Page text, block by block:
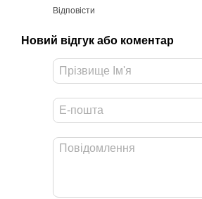
Відповісти
Новий відгук або коментар